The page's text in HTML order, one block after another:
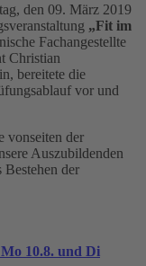
den 09. März 2019
„Fit im
Fachangestellte
Christian
bereitete die
vor und
vonseiten der
Auszubildenden
der
10.8. und Di